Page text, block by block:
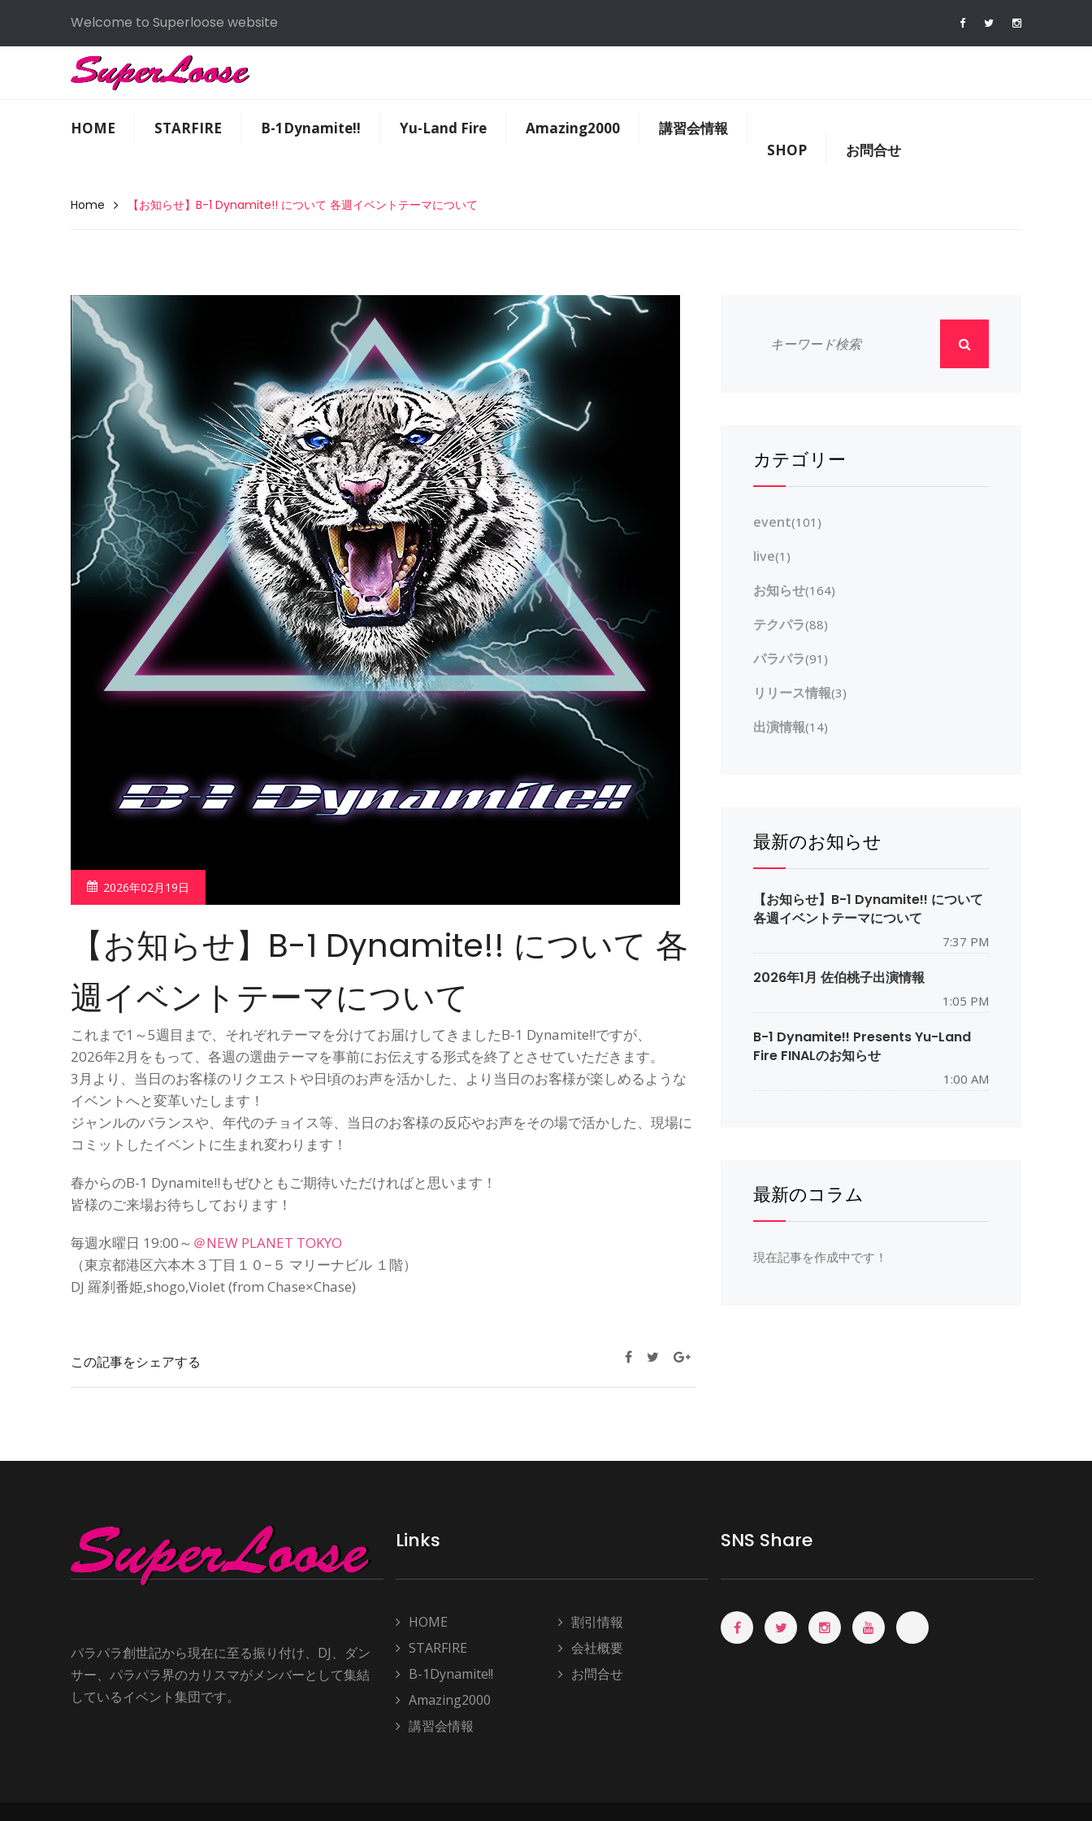
Welcome to Superloose website
HOME STARFIRE B-1Dynamite!! Yu-Land Fire Amazing2000
講習会情報
SHOP
お問合せ
Home 【お知らせ】B-1 Dynamite!! について 各週イベントテーマについて
2026年02月19日
【お知らせ】B-1 Dynamite!! について 各
週イベントテーマについて
これまで1～5週目まで、それぞれテーマを分けてお届けしてきましたB-1 Dynamite!!ですが、
2026年2月をもって、各週の選曲テーマを事前にお伝えする形式を終了とさせていただきます。
3月より、当日のお客様のリクエストや日頃のお声を活かした、より当日のお客様が楽しめるような
イベントへと変革いたします！
ジャンルのバランスや、年代のチョイス等、当日のお客様の反応やお声をその場で活かした、現場に
コミットしたイベントに生まれ変わります！
春からのB-1 Dynamite!!もぜひともご期待いただければと思います！
皆様のご来場お待ちしております！
毎週水曜日 19:00～ ＠NEW PLANET TOKYO
（東京都港区六本木３丁目１０−５ マリーナビル １階）
DJ 羅刹番姫,shogo,Violet (from Chase×Chase)
この記事をシェアする
カテゴリー
event(101)
live(1)
お知らせ(164)
テクパラ(88)
パラパラ(91)
リリース情報(3)
出演情報(14)
最新のお知らせ
【お知らせ】B-1 Dynamite!! について
各週イベントテーマについて
7:37 PM
2026年1月 佐伯桃子出演情報
1:05 PM
B-1 Dynamite!! Presents Yu-Land
Fire FINALのお知らせ
1:00 AM
最新のコラム
現在記事を作成中です！
パラパラ創世記から現在に至る振り付け、DJ、ダン
サー、パラパラ界のカリスマがメンバーとして集結
しているイベント集団です。
Links
HOME
STARFIRE
B-1Dynamite!!
Amazing2000
講習会情報
割引情報
会社概要
お問合せ
SNS Share